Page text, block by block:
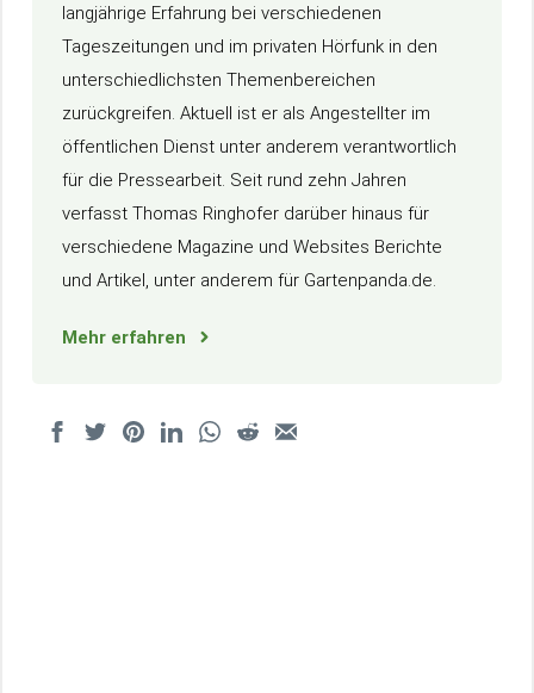
langjährige Erfahrung bei verschiedenen
Tageszeitungen und im privaten Hörfunk in den
unterschiedlichsten Themenbereichen
zurückgreifen. Aktuell ist er als Angestellter im
öffentlichen Dienst unter anderem verantwortlich
für die Pressearbeit. Seit rund zehn Jahren
verfasst Thomas Ringhofer darüber hinaus für
verschiedene Magazine und Websites Berichte
und Artikel, unter anderem für Gartenpanda.de.
Mehr erfahren